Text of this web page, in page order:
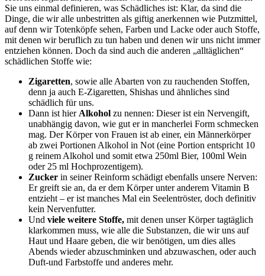
Sie uns einmal definieren, was Schädliches ist: Klar, da sind die
Dinge, die wir alle unbestritten als giftig anerkennen wie Putzmittel,
auf denn wir Totenköpfe sehen, Farben und Lacke oder auch Stoffe,
mit denen wir beruflich zu tun haben und denen wir uns nicht immer
entziehen können. Doch da sind auch die anderen „alltäglichen“
schädlichen Stoffe wie:
Zigaretten, sowie alle Abarten von zu rauchenden Stoffen,
denn ja auch E-Zigaretten, Shishas und ähnliches sind
schädlich für uns.
Dann ist hier Alkohol zu nennen: Dieser ist ein Nervengift,
unabhängig davon, wie gut er in mancherlei Form schmecken
mag. Der Körper von Frauen ist ab einer, ein Männerkörper
ab zwei Portionen Alkohol in Not (eine Portion entspricht 10
g reinem Alkohol und somit etwa 250ml Bier, 100ml Wein
oder 25 ml Hochprozentigem).
Zucker in seiner Reinform schädigt ebenfalls unsere Nerven:
Er greift sie an, da er dem Körper unter anderem Vitamin B
entzieht – er ist manches Mal ein Seelentröster, doch definitiv
kein Nervenfutter.
Und viele weitere Stoffe, mit denen unser Körper tagtäglich
klarkommen muss, wie alle die Substanzen, die wir uns auf
Haut und Haare geben, die wir benötigen, um dies alles
Abends wieder abzuschminken und abzuwaschen, oder auch
Duft-und Farbstoffe und anderes mehr.